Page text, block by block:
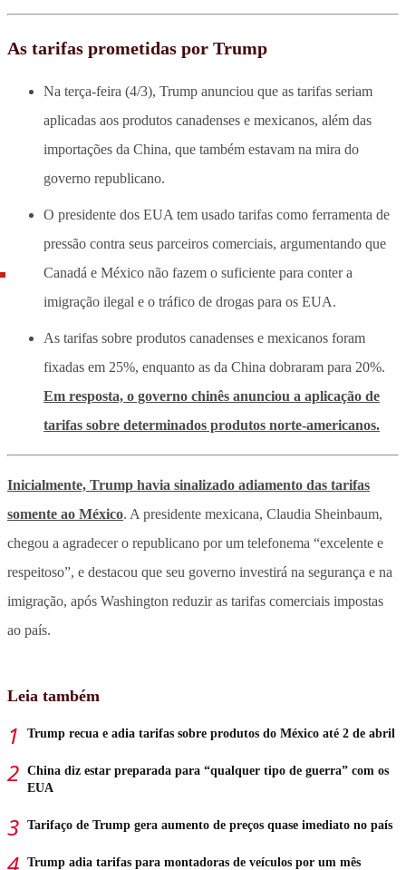
As tarifas prometidas por Trump
Na terça-feira (4/3), Trump anunciou que as tarifas seriam
aplicadas aos produtos canadenses e mexicanos, além das
importações da China, que também estavam na mira do
governo republicano.
O presidente dos EUA tem usado tarifas como ferramenta de
pressão contra seus parceiros comerciais, argumentando que
Canadá e México não fazem o suficiente para conter a
imigração ilegal e o tráfico de drogas para os EUA.
As tarifas sobre produtos canadenses e mexicanos foram
fixadas em 25%, enquanto as da China dobraram para 20%.
Em resposta, o governo chinês anunciou a aplicação de
tarifas sobre determinados produtos norte-americanos.
Inicialmente, Trump havia sinalizado adiamento das tarifas
somente ao México. A presidente mexicana, Claudia Sheinbaum,
chegou a agradecer o republicano por um telefonema “excelente e
respeitoso”, e destacou que seu governo investirá na segurança e na
imigração, após Washington reduzir as tarifas comerciais impostas
ao país.
Leia também
Trump recua e adia tarifas sobre produtos do México até 2 de abril
China diz estar preparada para “qualquer tipo de guerra” com os
EUA
Tarifaço de Trump gera aumento de preços quase imediato no país
Trump adia tarifas para montadoras de veículos por um mês